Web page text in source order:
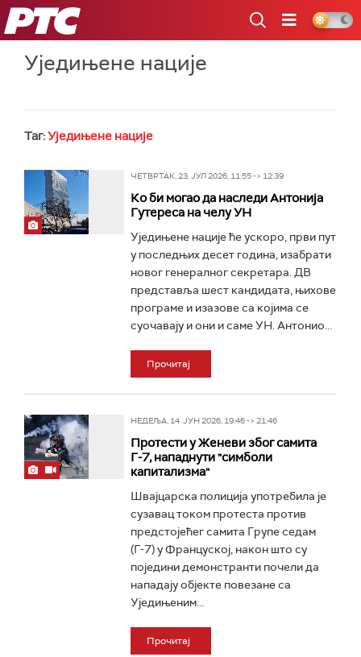
РТС
Уједињене нације
Таг:Уједињене нације
ЧЕТВРТАК, 23. ЈУЛ 2026, 11:55 -> 12:39
Ко би могао да наследи Антонија
Гутереса на челу УН
Уједињене нације ће ускоро, први пут
у последњих десет година, изабрати
новог генералног секретара. ДВ
представља шест кандидата, њихове
програме и изазове са којима се
суочавају и они и саме УН. Антонио...
Прочитај
НЕДЕЉА, 14. ЈУН 2026, 19:46 -> 21:46
Протести у Женеви због самита
Г-7, нападнути "симболи
капитализма"
Швајцарска полиција употребила је
сузавац током протеста против
предстојећег самита Групе седам
(Г-7) у Француској, након што су
поједини демонстранти почели да
нападају објекте повезане са
Уједињеним...
Прочитај